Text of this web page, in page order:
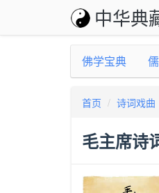
中华典
佛学宝典
首页 诗词戏曲
毛主席诗